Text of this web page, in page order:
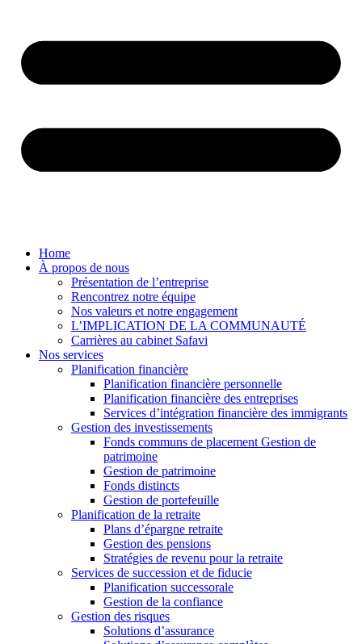
Home
À propos de nous
Présentation de l’entreprise
Rencontrez notre équipe
Nos valeurs et notre engagement
L’IMPLICATION DE LA COMMUNAUTÉ
Carrières au cabinet Safavi
Nos services
Planification financière
Planification financière personnelle
Planification financière des entreprises
Services d’intégration financière des immigrants
Gestion des investissements
Fonds communs de placement Gestion de
patrimoine
Gestion de patrimoine
Fonds distincts
Gestion de portefeuille
Planification de la retraite
Plans d’épargne retraite
Gestion des pensions
Stratégies de revenu pour la retraite
Services de succession et de fiducie
Planification successorale
Gestion de la confiance
Gestion des risques
Solutions d’assurance